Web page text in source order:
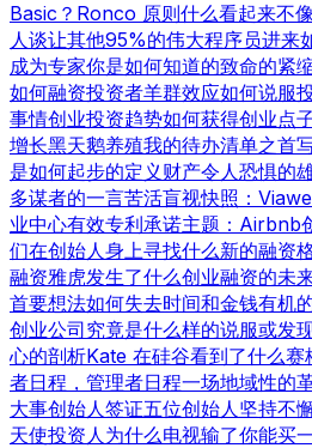
Basic？ Ronco 原则什么看起来不
人谈让其他95%的伟大程序员进来
成为专家你是如何知道的致命的紧
如何融资投资者羊群效应如何说服
事情创业投资趋势如何获得创业点
增长黑天鹅养殖我的待办清单之首
是如何起步的定义财产令人恐惧的
多谋者的一言苦活盲视快照：
业中心有效专利承诺主题：Airbnb
们在创始人身上寻找什么新的融资
融资雅虎发生了什么创业融资的未
首要想法如何失去时间和金钱有机
创业公司究竟是什么样的说服或发
心的剖析Kate 在硅谷看到了什么赛
者日程，管理者日程一场地域性的
大事创始人签证五位创始人坚持不
天使投资人为什么电视输了你能买